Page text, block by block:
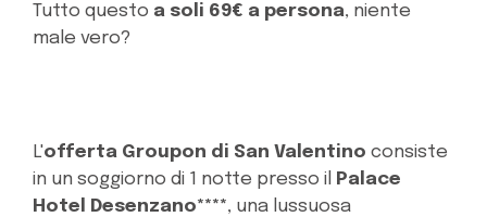
Tutto questo a soli 69€ a persona, niente
male vero?
L'offerta Groupon di San Valentino consiste
in un soggiorno di 1 notte presso il
Palace
Hotel Desenzano****, una lussuosa